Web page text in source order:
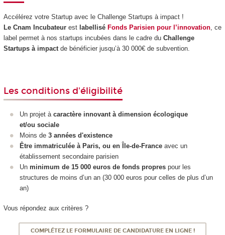
Accélérez votre Startup avec le Challenge Startups à impact !
Le Cnam Incubateurest labellisé Fonds Parisien pour l’innovation, ce
label permet à nos startups incubées dans le cadre du Challenge
Startups à impactde bénéficier jusqu’à 30 000€ de subvention.
Les conditions d'éligibilité
Un projet à caractère innovant à dimension écologique
et/ou sociale
Moins de 3 années d'existence
Être immatriculée à Paris, ou en Île-de-France avec un
établissement secondaire parisien
Un minimum de 15 000 euros de fonds propres pour les
structures de moins d’un an (30 000 euros pour celles de plus d’un
an)
Vous répondez aux critères ?
COMPLÉTEZ LE FORMULAIRE DE CANDIDATURE EN LIGNE !